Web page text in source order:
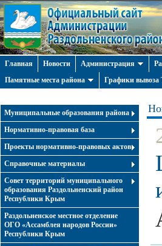
Главная Новости Администрация
Памятные места района
Графики
Муниципальные образования района
Нормативно-правовая база
Проекты нормативно-правовых актов
Справочные материалы
Совет территорий муниципального
образования Раздольненский район
Республики Крым
Раздольненское местное отделение
ОГО «Ассамблея народов России»
Республики Крым